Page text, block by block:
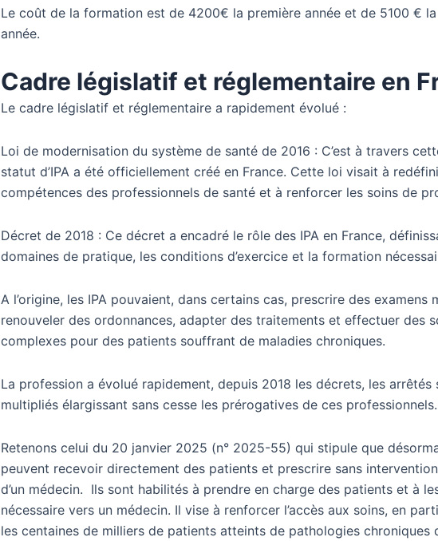
Le coût de la formation est de 4200€ la première année et de 5100 €
année.
Cadre législatif et réglementaire en
Le cadre législatif et réglementaire a rapidement évolué :
Loi de modernisation du système de santé de 2016 : C’est à travers
statut d’IPA a été officiellement créé en France. Cette loi visait à
compétences des professionnels de santé et à renforcer les soins de
Décret de 2018 : Ce décret a encadré le rôle des IPA en France,
domaines de pratique, les conditions d’exercice et la formation
A l’origine, les IPA pouvaient, dans certains cas, prescrire des examens
renouveler des ordonnances, adapter des traitements et effectuer des
complexes pour des patients souffrant de maladies chroniques.
La profession a évolué rapidement, depuis 2018 les décrets, les arrêtés
multipliés élargissant sans cesse les prérogatives de ces professionnels.
Retenons celui du 20 janvier 2025 (n° 2025-55) qui stipule que
peuvent recevoir directement des patients et prescrire sans
d’un médecin. Ils sont habilités à prendre en charge des patients et à
nécessaire vers un médecin. Il vise à renforcer l’accès aux soins, en
les centaines de milliers de patients atteints de pathologies chroniques